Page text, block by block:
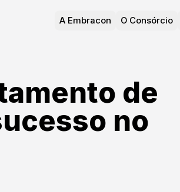
A Embracon O Consórcio
de
no